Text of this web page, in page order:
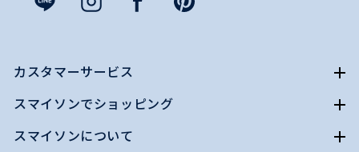
カスタマーサービス
スマイソンでショッピング
スマイソンについて